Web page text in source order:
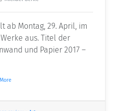
ab Montag, 29. April, im
aus. Titel der
und Papier 2017 –
More